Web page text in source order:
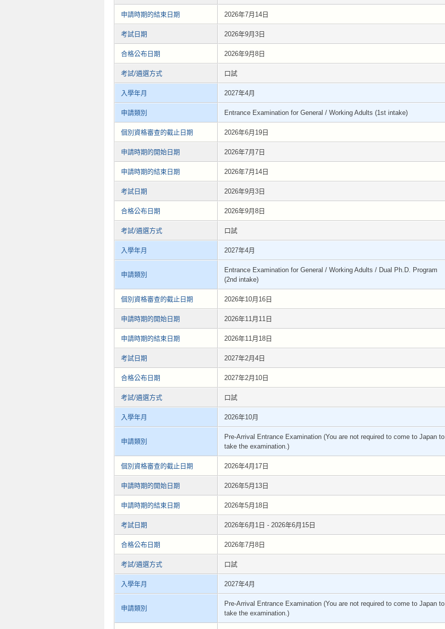
申請時期的結束日期 2026年7月14日
考試日期 2026年9月3日
合格公布日期 2026年9月8日
考試/遴選方式 口試
入學年月 2027年4月
申請類別 Entrance Examination for General / Working Adults (1st intake)
個別資格審查的截止日期 2026年6月19日
申請時期的開始日期 2026年7月7日
申請時期的結束日期 2026年7月14日
考試日期 2026年9月3日
合格公布日期 2026年9月8日
考試/遴選方式 口試
入學年月 2027年4月
申請類別
Entrance Examination for General / Working Adults / Dual Ph.D. Program
(2nd intake)
個別資格審查的截止日期 2026年10月16日
申請時期的開始日期 2026年11月11日
申請時期的結束日期 2026年11月18日
考試日期 2027年2月4日
合格公布日期 2027年2月10日
考試/遴選方式 口試
入學年月 2026年10月
申請類別
Pre-Arrival Entrance Examination (You are not required to come to Japan to
take the examination.)
個別資格審查的截止日期 2026年4月17日
申請時期的開始日期 2026年5月13日
申請時期的結束日期 2026年5月18日
考試日期 2026年6月1日 - 2026年6月15日
合格公布日期 2026年7月8日
考試/遴選方式 口試
入學年月 2027年4月
申請類別
Pre-Arrival Entrance Examination (You are not required to come to Japan to
take the examination.)